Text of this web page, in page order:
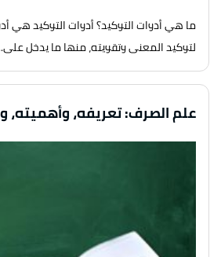
ما هي أدوات التوكيد؟ أدوات التوكيد هي
لتوكيد المعنى وتقويته، منها ما يدخل
علم الصرف: تعريفه، وأهميته،